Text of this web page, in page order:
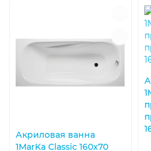
Акриловая ванна
1MarKa Classic 160x70